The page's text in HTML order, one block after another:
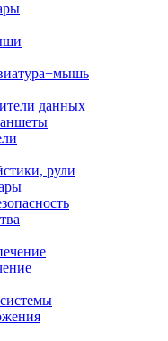
данных
рули